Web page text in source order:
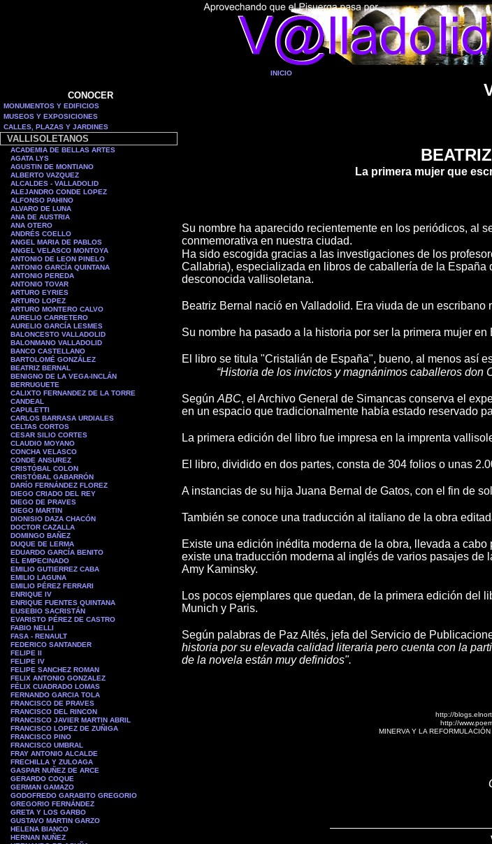
INICIO
CONOCER
MONUMENTOS Y EDIFICIOS
MUSEOS Y EXPOSICIONES
CALLES, PLAZAS Y JARDINES
VALLISOLETANOS
ACADEMIA DE BELLAS ARTES
AGATA LYS
AGUSTIN DE MONTIANO
ALBERTO VAZQUEZ
ALCALDES - VALLADOLID
ALEJANDRO CONDE LOPEZ
ALFONSO PAHINO
ALVARO DE LUNA
ANA DE AUSTRIA
ANA OTERO
ANDRÉS COELLO
ANGEL MARIA DE PABLOS
ANGEL VELASCO MONTOYA
ANTONIO DE LEON PINELO
ANTONIO GARCÍA QUINTANA
ANTONIO PEREDA
ANTONIO TOVAR
ARTURO EYRIES
ARTURO LOPEZ
ARTURO MONTERO CALVO
AURELIO CARRETERO
AURELIO GARCÍA LESMES
BALONCESTO VALLADOLID
BALONMANO VALLADOLID
BANCO CASTELLANO
BARTOLOMÉ GONZÁLEZ
BEATRIZ BERNAL
BENIGNO DE LA VEGA-INCLÁN
BERRUGUETE
CALIXTO FERNANDEZ DE LA TORRE
CANDEAL
CAPULETTI
CARLOS BARRASA URDIALES
CELTAS CORTOS
CESAR SILIO CORTES
CLAUDIO MOYANO
CONCHA VELASCO
CONDE ANSUREZ
CRISTÓBAL COLON
CRISTÓBAL GABARRÓN
DARÍO FERNÁNDEZ FLOREZ
DIEGO CRIADO DEL REY
DIEGO DE PRAVES
DIEGO MARTIN
DIONISIO DAZA CHACÓN
DOCTOR CAZALLA
DOMINGO BAÑEZ
DUQUE DE LERMA
EDUARDO GARCÍA BENITO
EL EMPECINADO
EMILIO GUTIERREZ CABA
EMILIO LAGUNA
EMILIO PÉREZ FERRARI
ENRIQUE IV
ENRIQUE FUENTES QUINTANA
EUSEBIO SACRISTÁN
EVARISTO PÉREZ DE CASTRO
FABIO NELLI
FASA - RENAULT
FEDERICO SANTANDER
FELIPE II
FELIPE IV
FELIPE SANCHEZ ROMAN
FELIX ANTONIO GONZALEZ
FÉLIX CUADRADO LOMAS
FERNANDO GARCIA TOLA
FRANCISCO DE PRAVES
FRANCISCO DEL RINCON
FRANCISCO JAVIER MARTIN ABRIL
FRANCISCO LOPEZ DE ZUÑIGA
FRANCISCO PINO
FRANCISCO UMBRAL
FRAY ANTONIO ALCALDE
FRECHILLA Y ZULOAGA
GASPAR NUÑEZ DE ARCE
GERARDO COQUE
GERMAN GAMAZO
GODOFREDO GARABITO GREGORIO
GREGORIO FERNÁNDEZ
GRETA Y LOS GARBO
GUSTAVO MARTIN GARZO
HELENA BIANCO
HERNAN NUÑEZ
La primera mujer que
Su nombre ha aparecido recientemente en los periódicos, al
conmemorativa en nuestra ciudad.
Ha sido escogida gracias a las investigaciones de los
Callabria), especializada en libros de caballería de la
desconocida vallisoletana.
Beatriz Bernal nació en Valladolid. Era viuda de un
Su nombre ha pasado a la historia por ser la primera mujer
El libro se titula "Cristalián de España", bueno, al menos así
“Historia de los invictos y magnánimos caballeros
Según ABC, el Archivo General de Simancas conserva el
en un espacio que tradicionalmente había estado reservado
La primera edición del libro fue impresa en la imprenta
El libro, dividido en dos partes, consta de 304 folios o unas
A instancias de su hija Juana Bernal de Gatos, con el fin de
También se conoce una traducción al italiano de la obra
Existe una edición inédita moderna de la obra, llevada a
existe una traducción moderna al inglés de varios pasajes
Amy Kaminsky.
Los pocos ejemplares que quedan, de la primera edición del
Munich y Paris.
Según palabras de Paz Altés, jefa del Servicio de
historia por su elevada calidad literaria pero cuenta con la
de la novela están muy definidos".
http://
http://
MINERVA Y LA